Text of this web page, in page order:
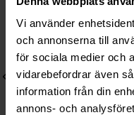
Vi använder
och annonserna till
för sociala medier och
vidarebefordrar även
information från din
annons- och